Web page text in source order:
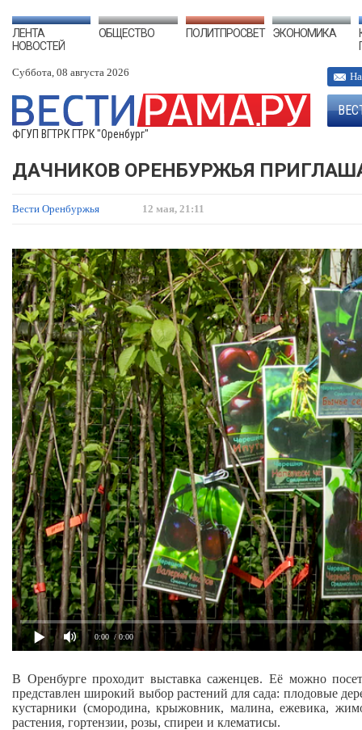
ЛЕНТА
НОВОСТЕЙ
ОБЩЕСТВО ПОЛИТПРОСВЕТ ЭКОНОМИКА
Суббота, 08 августа 2026
ФГУП ВГТРК ГТРК "Оренбург"
ДАЧНИКОВ ОРЕНБУРЖЬЯ
Вести Оренбуржья 12 мая, 21:11
0:00 / 0:00
В Оренбурге проходит выставка саженцев. Её можно
представлен широкий выбор растений для сада: плодовые
кустарники (смородина, крыжовник, малина, ежевика,
растения, гортензии, розы, спиреи и клематисы.